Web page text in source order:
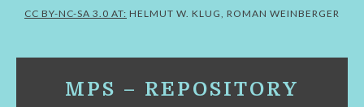
CC BY-NC-SA 3.0 AT: HELMUT W. KLUG, ROMAN WEINBERGER
MPS – REPOSITORY